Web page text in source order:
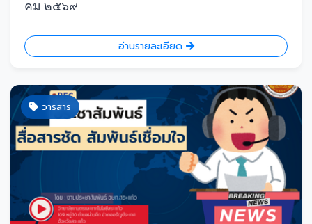
คม ๒๕๖๙
อ่านรายละเอียด
วารสาร